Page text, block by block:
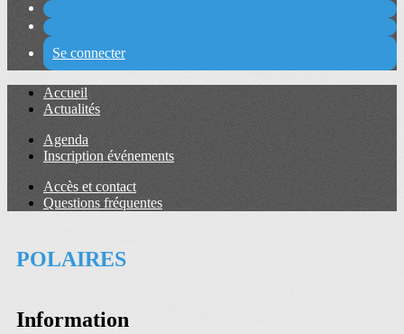
Se connecter
Accueil
Actualités
Agenda
Inscription événements
Accès et contact
Questions fréquentes
POLAIRES
Information